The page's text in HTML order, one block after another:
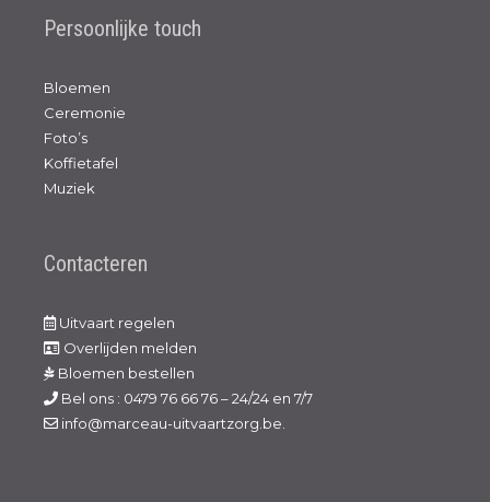
Persoonlijke touch
Bloemen
Ceremonie
Foto’s
Koffietafel
Muziek
Contacteren
Uitvaart regelen
Overlijden melden
Bloemen bestellen
Bel ons : 0479 76 66 76 – 24/24 en 7/7
info@marceau-uitvaartzorg.be.